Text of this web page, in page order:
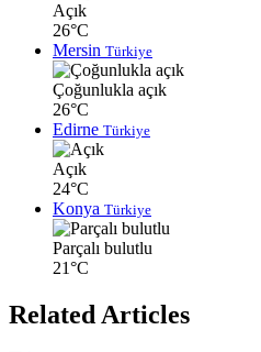
Açık
26°C
Mersin Türkiye
Çoğunlukla açık
26°C
Edirne Türkiye
Açık
24°C
Konya Türkiye
Parçalı bulutlu
21°C
Related Articles